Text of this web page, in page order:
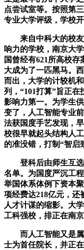
点尝试室等。按照第
专业大学评级，学校
来自中科大的校友
响力的学校，南京大
国曾经有621所高校
大成为了一匹黑马。
而出，大学的计较机
列，“101打算”旨正
影响力第一。为学生
变了，人工智能专业
法获国度手艺发现，
校很早就起头结构人
的准没错，打制“智启
登科后由师生互选
名单。为国度严沉工
举国体系体例下资本
项经费达218亿元，
人才计谋的缩影。大
工科强校，排正在南
而人工智能又是属
士为首任院长，并正